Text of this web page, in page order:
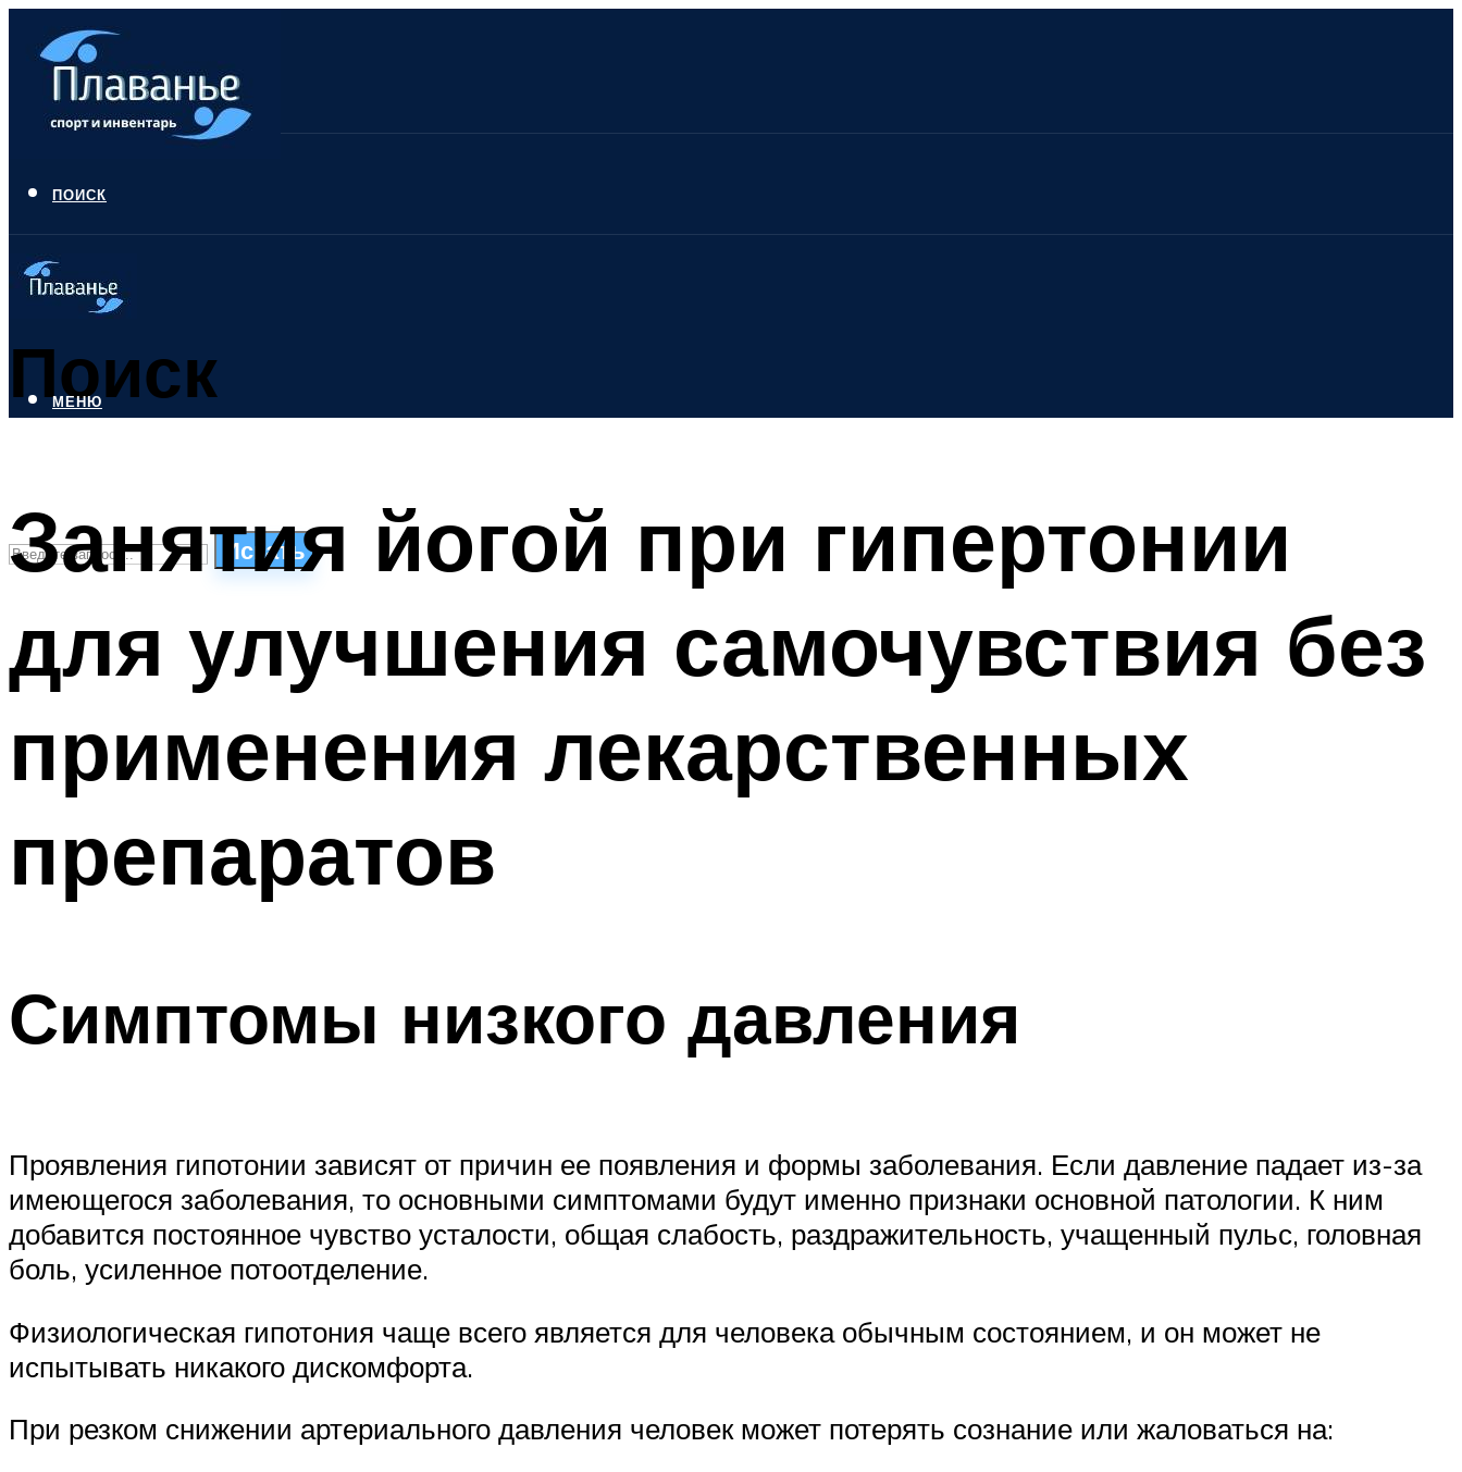
ПОИСК
Поиск
Искать
ПЛАВАНЬЕ ДЛЯ ДЕТЕЙ
ПЛАВАНЬЕ ДЛЯ ПОХУДЕНИЯ
ОЧИСТКА БАССЕЙНОВ
МЕНЮ
Занятия йогой при гипертонии
для улучшения самочувствия без
применения лекарственных
препаратов
Симптомы низкого давления
Проявления гипотонии зависят от причин ее появления и формы заболевания. Если давление падает из-за
имеющегося заболевания, то основными симптомами будут именно признаки основной патологии. К ним
добавится постоянное чувство усталости, общая слабость, раздражительность, учащенный пульс, головная
боль, усиленное потоотделение.
Физиологическая гипотония чаще всего является для человека обычным состоянием, и он может не
испытывать никакого дискомфорта.
При резком снижении артериального давления человек может потерять сознание или жаловаться на: